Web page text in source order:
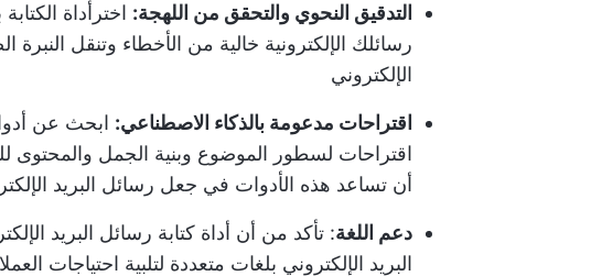
التدقيق النحوي والتحقق من اللهجة: اختر أداة
رسائلك الإلكترونية خالية من الأخطاء وتنقل النبرة
الإلكتروني
اقتراحات مدعومة بالذكاء الاصطناعي: ابحث عن
اقتراحات لسطور الموضوع وبنية الجمل
أن تساعد هذه الأدوات في جعل رسائل البريد
دعم اللغة: تأكد من أن أداة كتابة رسائل البريد
البريد الإلكتروني بلغات متعددة لتلبية احتياجات